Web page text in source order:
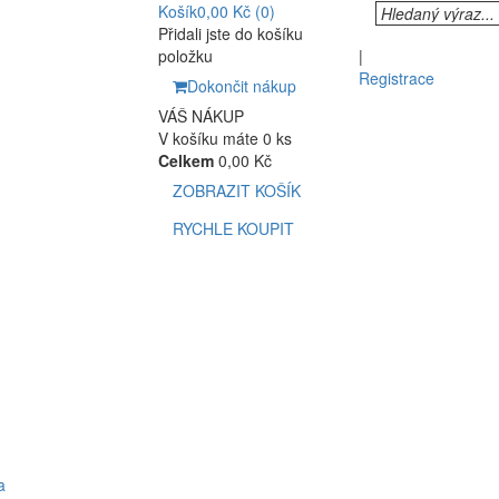
Košík0,00 Kč (0)
Přidali jste do košíku
položku
Dokončit nákup
VÁŠ NÁKUP
V košíku máte 0 ks
Celkem 0,00 Kč
ZOBRAZIT KOŠÍK
RYCHLE KOUPIT
|
Registrace